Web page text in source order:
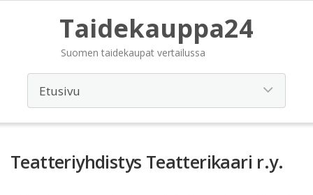
Taidekauppa24
Suomen taidekaupat vertailussa
Teatteriyhdistys Teatterikaari r.y.